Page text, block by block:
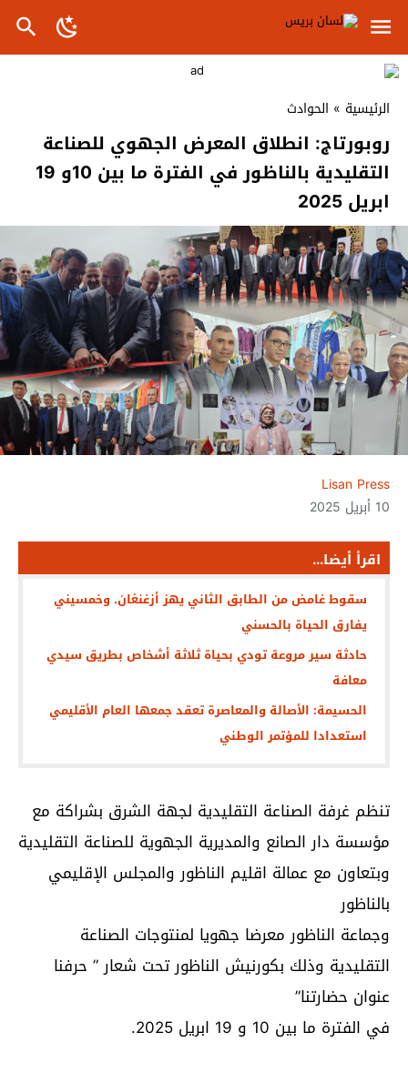
الرئيسية » الحوادث
روبورتاج: انطلاق المعرض الجهوي للصناعة
التقليدية بالناظور في الفترة ما بين 10و 19
ابريل 2025
Lisan Press
10 أبريل 2025
اقرأ أيضا...
سقوط غامض من الطابق الثاني يهز أزغنغان. وخمسيني
يفارق الحياة بالحسني
حادثة سير مروعة تودي بحياة ثلاثة أشخاص بطريق سيدي
معافة
الحسيمة: الأصالة والمعاصرة تعقد جمعها العام الأقليمي
استعدادا للمؤتمر الوطني
تنظم غرفة الصناعة التقليدية لجهة الشرق بشراكة مع
مؤسسة دار الصانع والمديرية الجهوية للصناعة التقليدية
وبتعاون مع عمالة اقليم الناظور والمجلس الإقليمي
بالناظور
وجماعة الناظور معرضا جهويا لمنتوجات الصناعة
التقليدية وذلك بكورنيش الناظور تحت شعار ” حرفنا
عنوان حضارتنا”
في الفترة ما بين 10 و 19 ابريل 2025.